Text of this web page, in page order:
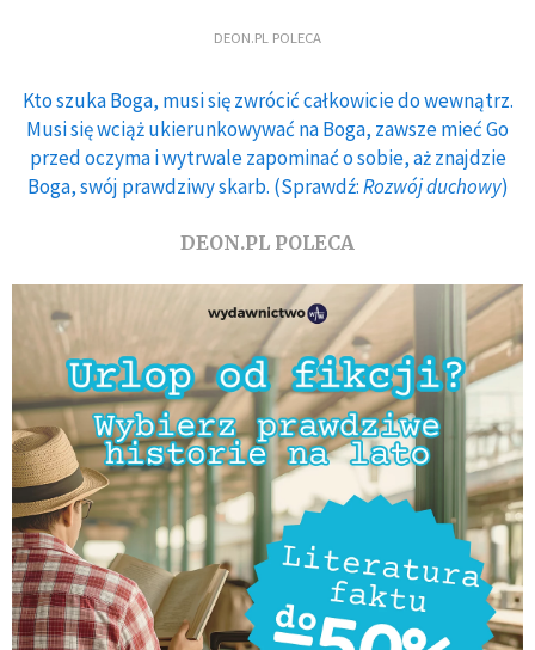
DEON.PL POLECA
Kto szuka Boga, musi się zwrócić całkowicie do wewnątrz.
Musi się wciąż ukierunkowywać na Boga, zawsze mieć Go
przed oczyma i wytrwale zapominać o sobie, aż znajdzie
Boga, swój prawdziwy skarb. (Sprawdź:Rozwój duchowy)
DEON.PL POLECA